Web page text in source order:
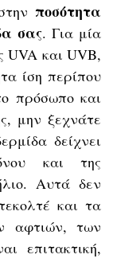
ποσότητα
σας. Για μία
UVA και UVB,
ίση περίπου
πρόσωπο και
μην ξεχνάτε
δείχνει
και της
Αυτά δεν
και τα
αφτιών, των
επιτακτική,